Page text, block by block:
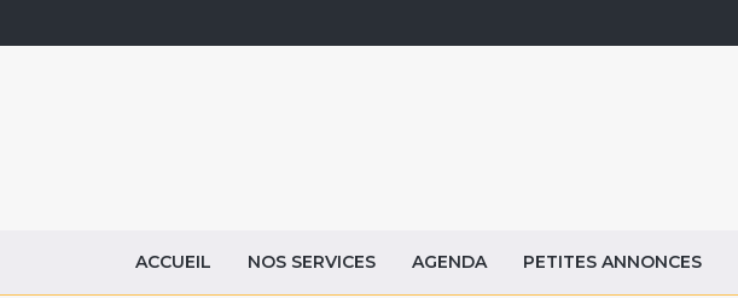
ACCUEIL NOS SERVICES AGENDA PETITES ANNONCES